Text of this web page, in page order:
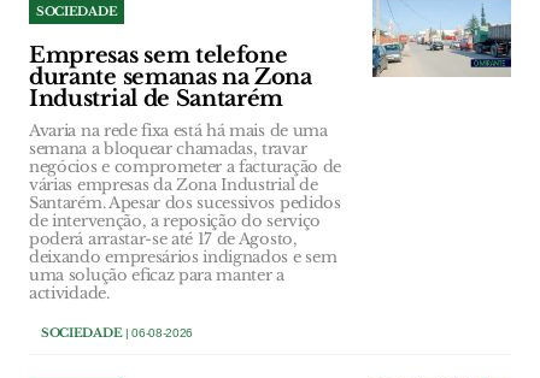
SOCIEDADE
Empresas sem telefone
durante semanas na Zona
Industrial de Santarém
Avaria na rede fixa está há mais de uma
semana a bloquear chamadas, travar
negócios e comprometer a facturação de
várias empresas da Zona Industrial de
Santarém. Apesar dos sucessivos pedidos
de intervenção, a reposição do serviço
poderá arrastar-se até 17 de Agosto,
deixando empresários indignados e sem
uma solução eficaz para manter a
actividade.
SOCIEDADE| 06-08-2026